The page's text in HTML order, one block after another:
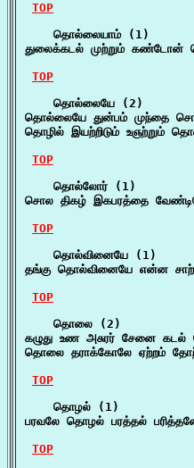
TOP
    தொல்லையாம் (1)
துலைக்கடல் முற்றும்
TOP
    தொல்லையே (2)
தொல்லையே துன்பம் முந்தை
தொழில் இயற்றிடும் உஞற்றும்
TOP
    தொல்லோர் (1)
சொல திகழ் இகபரத்தை
TOP
    தொல்வினையே (1)
தங்கு தொல்வினையே என்ன
TOP
    தொலை (2)
கழுது உண அசுரர் சேனை
தொலை தராக்கோலே ஏற்றம்
TOP
    தொழல் (1)
பரவலே தொழல் பரத்தல்
TOP